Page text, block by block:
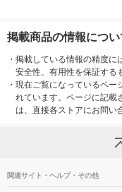
掲載商品の情報につい
・ 掲載している情報の精度に
安全性、有用性を保証する
・ 現在ご覧になっているペー
れています。ページに記載
は、直接各ストアにお問い
関連サイト・ヘルプ・その他